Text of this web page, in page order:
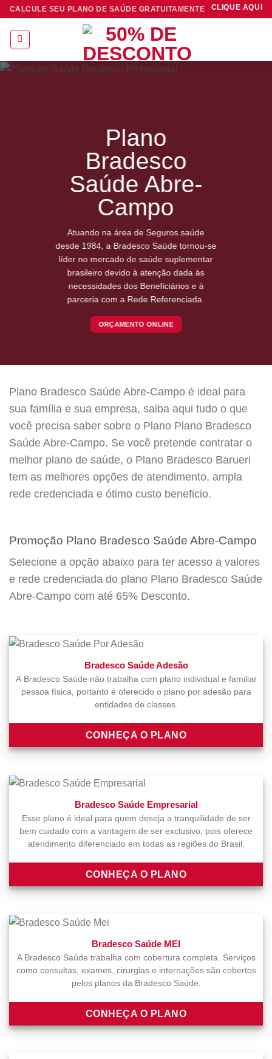
Skip
content
CALCULE SEU PLANO DE SAÚDE GRATUITAMENTE CLIQUE AQUI
Plano
Bradesco
Saúde Abre-
Campo
Atuando na área de Seguros saúde
desde 1984, a Bradesco Saúde tornou-se
líder no mercado de saúde suplementar
brasileiro devido à atenção dada às
necessidades dos Beneficiários e à
parceria com a Rede Referenciada.
ORÇAMENTO ONLINE
Plano Bradesco Saúde Abre-Campo é ideal para
sua família e sua empresa, saiba aqui tudo o que
você precisa saber sobre o Plano Plano Bradesco
Saúde Abre-Campo. Se você pretende contratar o
melhor plano de saúde, o Plano Bradesco Barueri
tem as melhores opções de atendimento, ampla
rede credenciada e ótimo custo beneficio.
Promoção Plano Bradesco Saúde Abre-Campo
Selecione a opção abaixo para ter acesso a valores
e rede credenciada do plano Plano Bradesco Saúde
Abre-Campo com até 65% Desconto.
Bradesco Saúde Adesão
A Bradesco Saúde não trabalha com plano individual e familiar
pessoa física, portanto é oferecido o plano por adesão para
entidades de classes.
CONHEÇA O PLANO
Bradesco Saúde Empresarial
Esse plano é ideal para quem deseja a tranquilidade de ser
bem cuidado com a vantagem de ser exclusivo, pois oferece
atendimento diferenciado em todas as regiões do Brasil.
CONHEÇA O PLANO
Bradesco Saúde MEI
A Bradesco Saúde trabalha com cobertura completa. Serviços
como consultas, exames, cirurgias e internações são cobertos
pelos planos da Bradesco Saúde.
CONHEÇA O PLANO